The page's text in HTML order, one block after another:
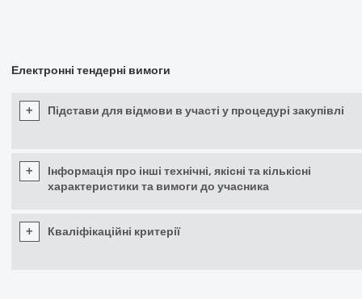
Електронні тендерні вимоги
+ Підстави для відмови в участі у процедурі закупівлі
+
Інформація про інші технічні, якісні та кількісні
характеристики та вимоги до учасника
+ Кваліфікаційні критерії